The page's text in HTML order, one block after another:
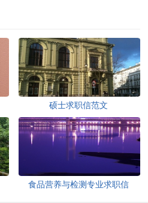
硕士求职信范文
食品营养与检测专业求职信